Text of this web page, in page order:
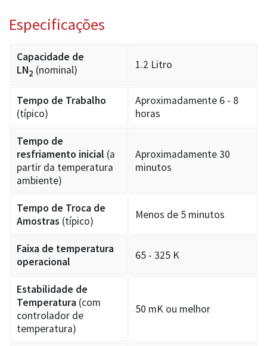
Especificações
Capacidade de
LN2 (nominal) 1.2 Litro
Tempo de Trabalho
(típico)
Aproximadamente 6 - 8
horas
Tempo de
resfriamento inicial (a
partir da temperatura
ambiente)
Aproximadamente 30
minutos
Tempo de Troca de
Amostras (típico) Menos de 5 minutos
Faixa de temperatura
operacional
65 - 325 K
Estabilidade de
Temperatura (com
controlador de
temperatura)
50 mK ou melhor